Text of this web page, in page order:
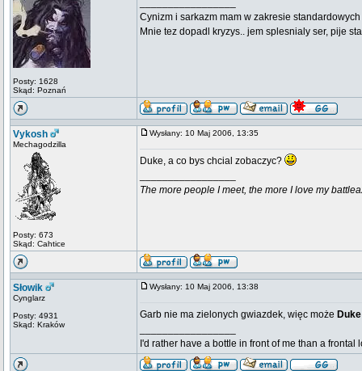
Posty: 1628
Skąd: Poznań
Cynizm i sarkazm mam w zakresie
Mnie tez dopadl kryzys.. jem splesnialy ser, pije
Vykosh
Mechagodzilla
Posty: 673
Skąd: Cahtice
Wysłany: 10 Maj 2006, 13:35
Duke, a co bys chcial zobaczyc?
The more people I meet, the more I love my
Słowik
Cynglarz
Posty: 4931
Skąd: Kraków
Wysłany: 10 Maj 2006, 13:38
Garb nie ma zielonych gwiazdek, więc może
I'd rather have a bottle in front of me than a frontal